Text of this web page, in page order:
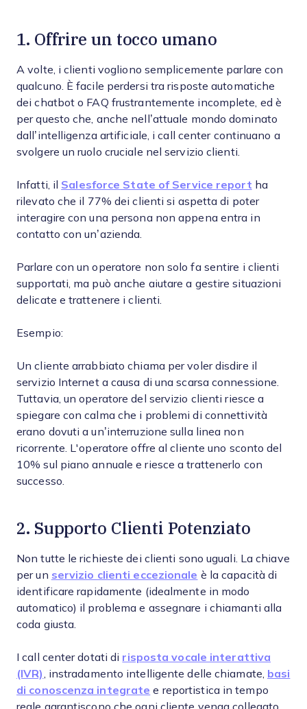
1. Offrire un tocco umano
A volte, i clienti vogliono semplicemente parlare con
qualcuno. È facile perdersi tra risposte automatiche
dei chatbot o FAQ frustrantemente incomplete, ed è
per questo che, anche nell’attuale mondo dominato
dall’intelligenza artificiale, i call center continuano a
svolgere un ruolo cruciale nel servizio clienti.
Infatti, il Salesforce State of Service report ha
rilevato che il 77% dei clienti si aspetta di poter
interagire con una persona non appena entra in
contatto con un’azienda.
Parlare con un operatore non solo fa sentire i clienti
supportati, ma può anche aiutare a gestire situazioni
delicate e trattenere i clienti.
Esempio:
Un cliente arrabbiato chiama per voler disdire il
servizio Internet a causa di una scarsa connessione.
Tuttavia, un operatore del servizio clienti riesce a
spiegare con calma che i problemi di connettività
erano dovuti a un’interruzione sulla linea non
ricorrente. L'operatore offre al cliente uno sconto del
10% sul piano annuale e riesce a trattenerlo con
successo.
2. Supporto Clienti Potenziato
Non tutte le richieste dei clienti sono uguali. La chiave
per un servizio clienti eccezionale è la capacità di
identificare rapidamente (idealmente in modo
automatico) il problema e assegnare i chiamanti alla
coda giusta.
I call center dotati di risposta vocale interattiva
(IVR)
, instradamento intelligente delle chiamate, basi
di conoscenza integrate e reportistica in tempo
reale garantiscono che ogni cliente venga collegato